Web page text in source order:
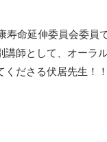
寿命延伸委員会委
講師として、オーラ
くださる伏居先生